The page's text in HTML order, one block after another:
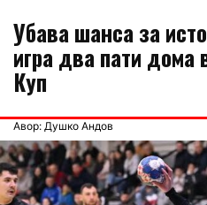
Убава шанса за
игра два пати дома
Куп
Авор: Душко Андов